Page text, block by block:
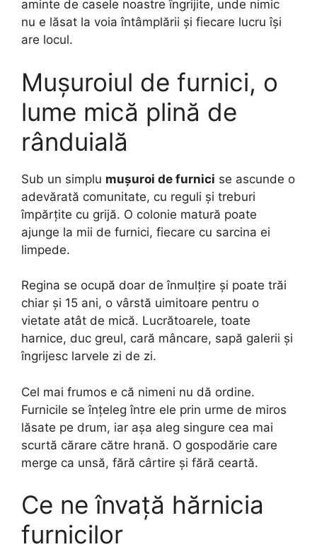
aminte de casele noastre îngrijite, unde nimic
nu e lăsat la voia întâmplării și fiecare lucru își
are locul.
Mușuroiul de furnici, o
lume mică plină de
rânduială
Sub un simplu mușuroi de furnici se ascunde o
adevărată comunitate, cu reguli și treburi
împărțite cu grijă. O colonie matură poate
ajunge la mii de furnici, fiecare cu sarcina ei
limpede.
Regina se ocupă doar de înmulțire și poate trăi
chiar și 15 ani, o vârstă uimitoare pentru o
vietate atât de mică. Lucrătoarele, toate
harnice, duc greul, cară mâncare, sapă galerii și
îngrijesc larvele zi de zi.
Cel mai frumos e că nimeni nu dă ordine.
Furnicile se înțeleg între ele prin urme de miros
lăsate pe drum, iar așa aleg singure cea mai
scurtă cărare către hrană. O gospodărie care
merge ca unsă, fără cârtire și fără ceartă.
Ce ne învață hărnicia
furnicilor